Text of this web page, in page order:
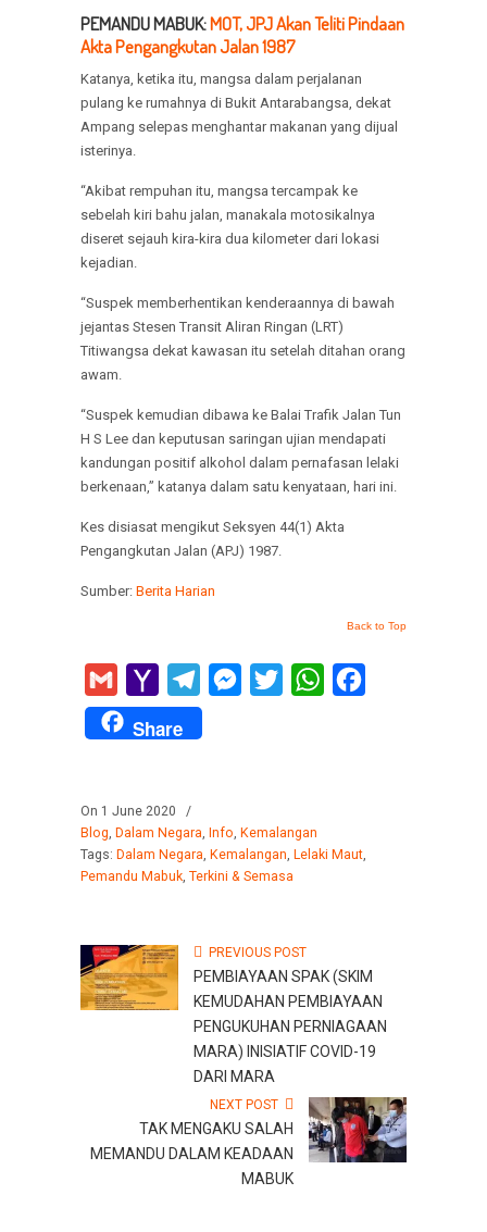
PEMANDU MABUK:MOT, JPJ Akan Teliti Pindaan
Akta Pengangkutan Jalan 1987
Katanya, ketika itu, mangsa dalam perjalanan
pulang ke rumahnya di Bukit Antarabangsa, dekat
Ampang selepas menghantar makanan yang dijual
isterinya.
“Akibat rempuhan itu, mangsa tercampak ke
sebelah kiri bahu jalan, manakala motosikalnya
diseret sejauh kira-kira dua kilometer dari lokasi
kejadian.
“Suspek memberhentikan kenderaannya di bawah
jejantas Stesen Transit Aliran Ringan (LRT)
Titiwangsa dekat kawasan itu setelah ditahan orang
awam.
“Suspek kemudian dibawa ke Balai Trafik Jalan Tun
H S Lee dan keputusan saringan ujian mendapati
kandungan positif alkohol dalam pernafasan lelaki
berkenaan,” katanya dalam satu kenyataan, hari ini.
Kes disiasat mengikut Seksyen 44(1) Akta
Pengangkutan Jalan (APJ) 1987.
Sumber: Berita Harian
Back to Top
Gmail
Yahoo
Mail
TelegramMessenger
Twitter WhatsApp
Share
On 1 June 2020
/
Blog, Dalam Negara, Info, Kemalangan
Tags: Dalam Negara, Kemalangan, Lelaki Maut,
Pemandu Mabuk, Terkini & Semasa
PREVIOUS POST
PEMBIAYAAN SPAK (SKIM
KEMUDAHAN PEMBIAYAAN
PENGUKUHAN PERNIAGAAN
MARA) INISIATIF COVID-19
DARI MARA
NEXT POST
TAK MENGAKU SALAH
MEMANDU DALAM KEADAAN
MABUK